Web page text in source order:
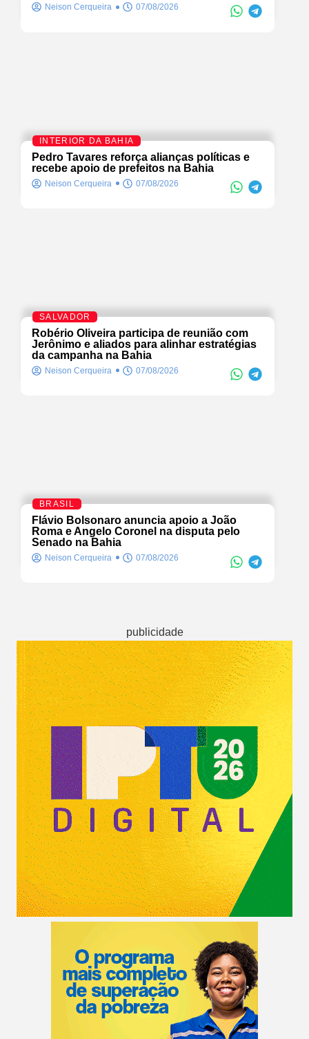
Neison Cerqueira 07/08/2026
INTERIOR DA BAHIA
Pedro Tavares reforça alianças políticas e
recebe apoio de prefeitos na Bahia
Neison Cerqueira 07/08/2026
SALVADOR
Robério Oliveira participa de reunião com
Jerônimo e aliados para alinhar estratégias
da campanha na Bahia
Neison Cerqueira 07/08/2026
BRASIL
Flávio Bolsonaro anuncia apoio a João
Roma e Angelo Coronel na disputa pelo
Senado na Bahia
Neison Cerqueira 07/08/2026
publicidade